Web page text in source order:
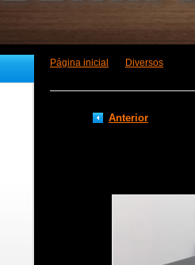
Página inicial Diversos
Anterior